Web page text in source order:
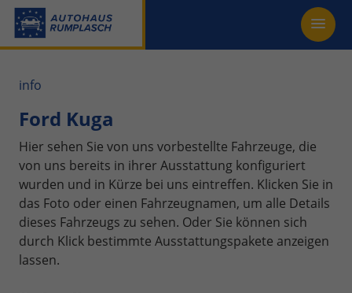
info
Ford Kuga
Hier sehen Sie von uns vorbestellte Fahrzeuge, die
von uns bereits in ihrer Ausstattung konfiguriert
wurden und in Kürze bei uns eintreffen. Klicken Sie in
das Foto oder einen Fahrzeugnamen, um alle Details
dieses Fahrzeugs zu sehen. Oder Sie können sich
durch Klick bestimmte Ausstattungspakete anzeigen
lassen.